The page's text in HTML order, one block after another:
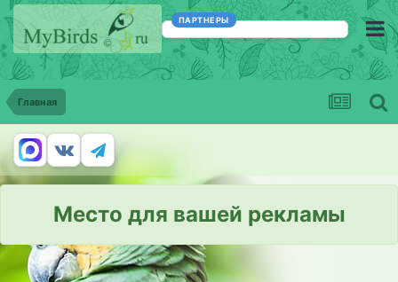
ПАРТНЕРЫ
Главная
Место для вашей рекламы